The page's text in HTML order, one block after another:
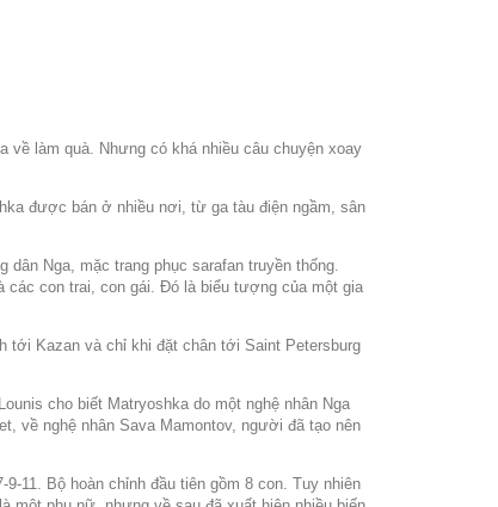
làm quà. Nhưng có khá nhiều câu chuyện xoay
được bán ở nhiều nơi, từ ga tàu điện ngầm, sân
Nga, mặc trang phục sarafan truyền thống.
các con trai, con gái. Đó là biểu tượng của một gia
tới Kazan và chỉ khi đặt chân tới Saint Petersburg
cho biết Matryoshka do một nghệ nhân Nga
về nghệ nhân Sava Mamontov, người đã tạo nên
11. Bộ hoàn chỉnh đầu tiên gồm 8 con. Tuy nhiên